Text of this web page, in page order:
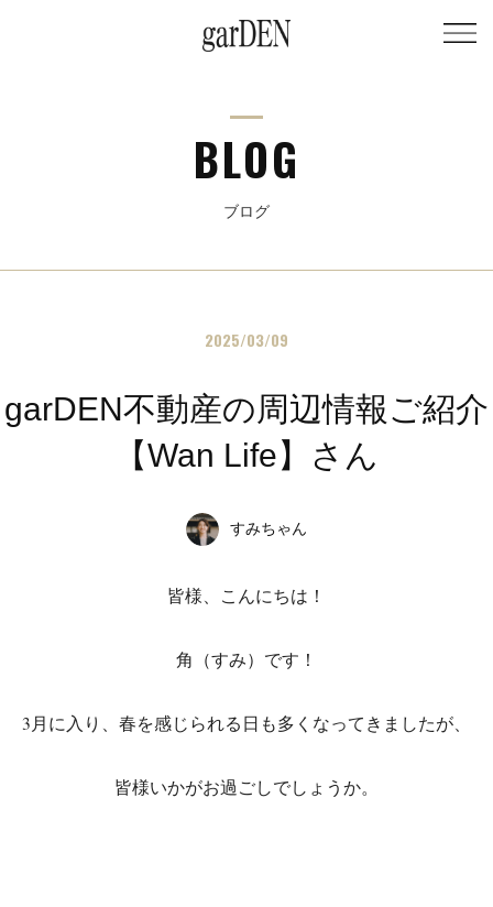
BLOG
ブログ
2025/03/09
garDEN不動産の周辺情報ご紹介
【Wan Life】さん
すみちゃん
皆様、こんにちは！
角（すみ）です！
3月に入り、春を感じられる日も多くなってきましたが、
皆様いかがお過ごしでしょうか。